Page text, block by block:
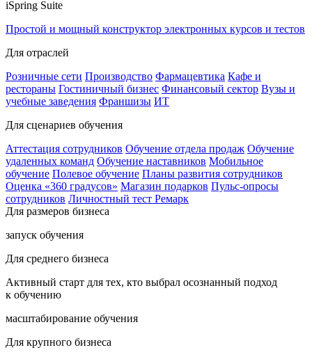
iSpring Suite
Простой и мощный конструктор электронных курсов и тестов
Для отраслей
Розничные сети Производство Фармацевтика Кафе и
рестораны Гостиничный бизнес Финансовый сектор Вузы и
учебные заведения Франшизы ИТ
Для сценариев обучения
Аттестация сотрудников Обучение отдела продаж Обучение
удаленных команд Обучение наставников Мобильное
обучение Полевое обучение Планы развития сотрудников
Оценка «360 градусов» Магазин подарков Пульс-опросы
сотрудников Личностный тест Ремарк
Для размеров бизнеса
запуск обучения
Для среднего бизнеса
Активный старт для тех, кто выбрал осознанный подход
к обучению
масштабирование обучения
Для крупного бизнеса